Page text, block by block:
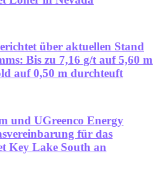
über aktuellen Stand
Bis zu 7,16 g/t auf 5,60 m
auf 0,50 m durchteuft
und UGreenco Energy
für das
Key Lake South an